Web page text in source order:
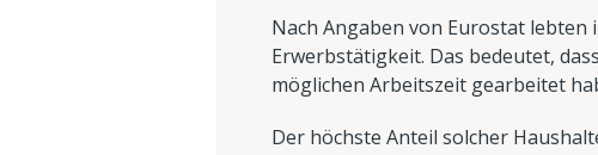
Nach Angaben von Eurostat lebten
Erwerbstätigkeit. Das bedeutet,
möglichen Arbeitszeit gearbeitet
Der höchste Anteil solcher